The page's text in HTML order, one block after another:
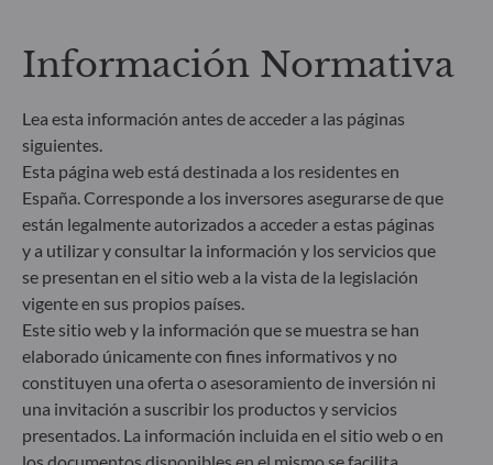
adversas de las decisiones de inversión en los
factores de sostenibilidad en el proceso de toma de
los riesgos de sostenibilidad integrando criterios
ESG (medioambientales, sociales y/o de gobierno
corporativo) en su proceso de toma de decisiones
de inversión. Artículo 9: El equipo de gestión
persigue un objetivo de inversión estrictamente
sostenible que contribuye de forma significativa a
los desafíos de la transición ecológica y aborda los
riesgos de sostenibilidad mediante las
calificaciones proporcionadas por el proveedor de
datos ESG externo de la Sociedad gestora.
Información Normativa
Lea esta información antes de acceder a las páginas
siguientes.
Esta página web está destinada a los residentes en
España. Corresponde a los inversores asegurarse de que
están legalmente autorizados a acceder a estas páginas
y a utilizar y consultar la información y los servicios que
se presentan en el sitio web a la vista de la legislación
vigente en sus propios países.
Este sitio web y la información que se muestra se han
elaborado únicamente con fines informativos y no
constituyen una oferta o asesoramiento de inversión ni
una invitación a suscribir los productos y servicios
presentados. La información incluida en el sitio web o en